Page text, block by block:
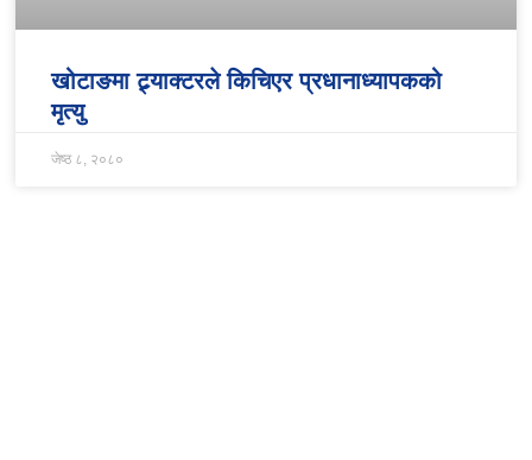
खोटाङमा ट्र्याक्टरले किचिएर प्रधानाध्यापकको
मृत्यु
जेष्ठ ८, २०८०